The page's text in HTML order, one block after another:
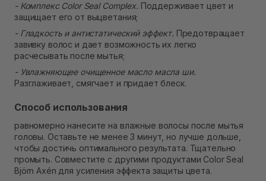
- Комплекс Color Seal Complex. Поддерживает цвет и
защищает его от выцветания;
- Гладкость и антистатический эффект. Предотвращает
завивку волос и дает возможность их легко
расчесывать после мытья;
- Увлажняющее очищенное масло масла ши.
Разглаживает, смягчает и придает блеск.
Способ использования
равномерно нанесите на влажные волосы после мытья
головы. Оставьте не менее 3 минут, но лучше дольше,
чтобы достичь оптимального результата. Тщательно
промыть. Совместите с другими продуктами Color Seal
Björn Axén для усиления эффекта защиты цвета.